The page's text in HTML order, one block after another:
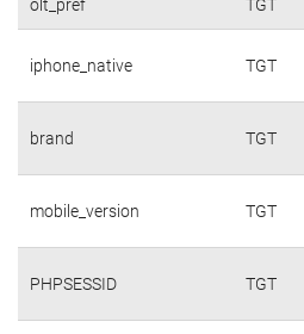
olt_pref TGT
iphone_native TGT
brand TGT
mobile_version TGT
PHPSESSID TGT